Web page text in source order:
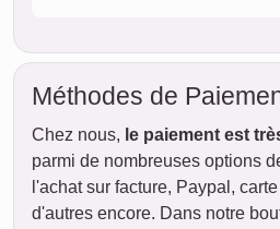
Méthodes de
Chez nous, le paiement est
parmi de nombreuses options
l'achat sur facture, Paypal,
d'autres encore. Dans notre